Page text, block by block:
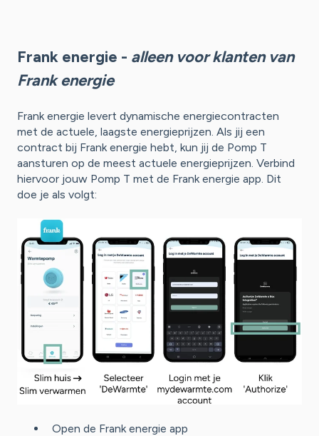
Frank energie - alleen voor klanten van
Frank energie
Frank energie levert dynamische energiecontracten
met de actuele, laagste energieprijzen. Als jij een
contract bij Frank energie hebt, kun jij de Pomp T
aansturen op de meest actuele energieprijzen. Verbind
hiervoor jouw Pomp T met de Frank energie app. Dit
doe je als volgt:
Open de Frank energie app